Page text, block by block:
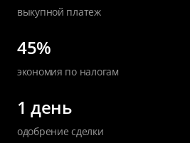
выкупной платеж
45%
экономия по налогам
1 день
одобрение сделки